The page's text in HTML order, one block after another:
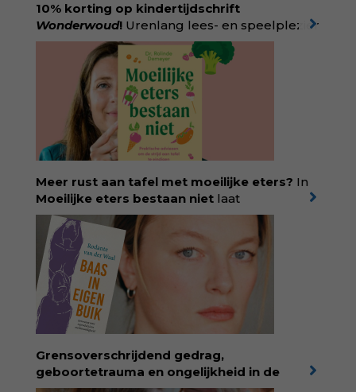
10% korting op kindertijdschrift
Wonderwoud! Urenlang lees- en speelplezier
voor dromers, doeners en denkers.
Wonderwoud is het ambachtelijk gemaakte
antwoord op alle snelle gooimaarweg-
boekjes en hapsnap-filmpjes. Het mooiste
kindertijdschrift van Nederland; met liefde en
kunde voor taal, beeld en tekeningen die
spat van elke pagina. Dat vóel je. Dat voelt je
kind. Abonneer via
wonderwoud.nl/abonneren**en krijg 10%
korting met code:
KIIND10
Meer rust aan tafel met moeilijke eters? In
Moeilijke eters bestaan niet laat
kinderdiëtist en lactatiekundigeRolinde
Demeyer
zien wat er schuilgaat achter
eetgedrag dat ouders zorgen baart. Met
aandacht voor ontwikkeling,
neurodivergentie en medische oorzaken
helpt ze hardnekkige misverstanden los te
laten en maakt ze van eten weer een
moment van verbinding. Bestel via je lokale
boekhandel! Lees meer over Rolinde via
kiind.nl/rolinde
Grensoverschrijdend gedrag,
geboortetrauma en ongelijkheid in de
geboortezorg:in Baas in eigen buik verbindt